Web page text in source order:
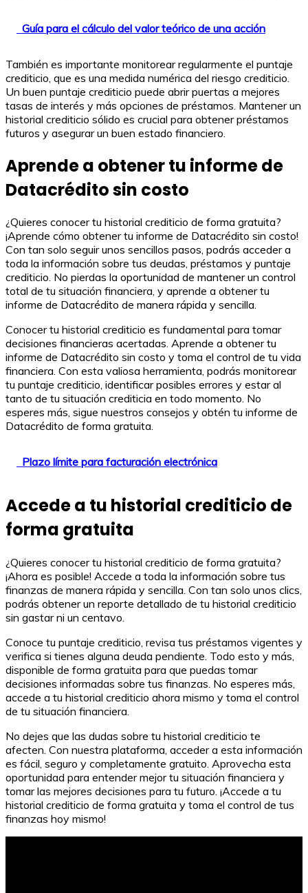
Guía para el cálculo del valor teórico de una acción
También es importante monitorear regularmente el puntaje
crediticio, que es una medida numérica del riesgo crediticio.
Un buen puntaje crediticio puede abrir puertas a mejores
tasas de interés y más opciones de préstamos. Mantener un
historial crediticio sólido es crucial para obtener préstamos
futuros y asegurar un buen estado financiero.
Aprende a obtener tu informe de
Datacrédito sin costo
¿Quieres conocer tu historial crediticio de forma gratuita?
¡Aprende cómo obtener tu informe de Datacrédito sin costo!
Con tan solo seguir unos sencillos pasos, podrás acceder a
toda la información sobre tus deudas, préstamos y puntaje
crediticio. No pierdas la oportunidad de mantener un control
total de tu situación financiera, y aprende a obtener tu
informe de Datacrédito de manera rápida y sencilla.
Conocer tu historial crediticio es fundamental para tomar
decisiones financieras acertadas. Aprende a obtener tu
informe de Datacrédito sin costo y toma el control de tu vida
financiera. Con esta valiosa herramienta, podrás monitorear
tu puntaje crediticio, identificar posibles errores y estar al
tanto de tu situación crediticia en todo momento. No
esperes más, sigue nuestros consejos y obtén tu informe de
Datacrédito de forma gratuita.
Plazo límite para facturación electrónica
Accede a tu historial crediticio de
forma gratuita
¿Quieres conocer tu historial crediticio de forma gratuita?
¡Ahora es posible! Accede a toda la información sobre tus
finanzas de manera rápida y sencilla. Con tan solo unos clics,
podrás obtener un reporte detallado de tu historial crediticio
sin gastar ni un centavo.
Conoce tu puntaje crediticio, revisa tus préstamos vigentes y
verifica si tienes alguna deuda pendiente. Todo esto y más,
disponible de forma gratuita para que puedas tomar
decisiones informadas sobre tus finanzas. No esperes más,
accede a tu historial crediticio ahora mismo y toma el control
de tu situación financiera.
No dejes que las dudas sobre tu historial crediticio te
afecten. Con nuestra plataforma, acceder a esta información
es fácil, seguro y completamente gratuito. Aprovecha esta
oportunidad para entender mejor tu situación financiera y
tomar las mejores decisiones para tu futuro. ¡Accede a tu
historial crediticio de forma gratuita y toma el control de tus
finanzas hoy mismo!